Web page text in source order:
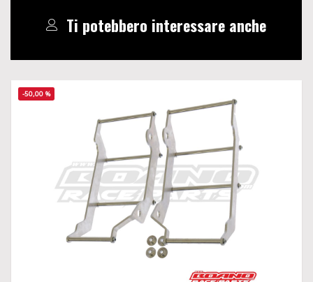
Ti potebbero interessare anche
-50,00 %